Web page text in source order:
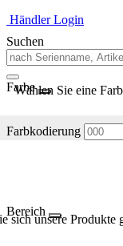
Händler Login
Suchen
Farbe
Wählen Sie eine
Farbkodierung
Bereich
sich unsere